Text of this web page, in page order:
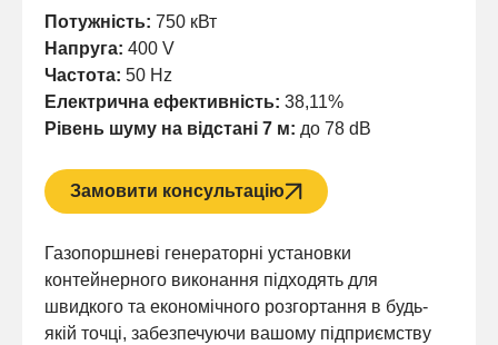
Потужність: 750 кВт
Напруга: 400 V
Частота: 50 Hz
Електрична ефективність: 38,11%
Рівень шуму на відстані 7 м: до 78 dB
Замовити консультацію
Газопоршневі генераторні установки
контейнерного виконання підходять для
швидкого та економічного розгортання в будь-
якій точці, забезпечуючи вашому підприємству